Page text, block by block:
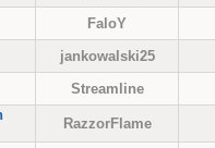
FaloY
jankowalski25
Streamline
RazzorFlame